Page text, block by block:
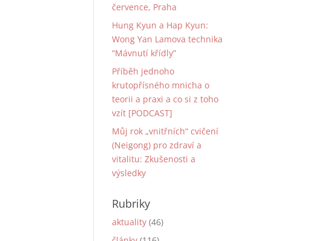
července, Praha
Hung Kyun a Hap Kyun:
Wong Yan Lamova technika
“Mávnutí křídly”
Příběh jednoho
krutopřísného mnicha o
teorii a praxi a co si z toho
vzít [PODCAST]
Můj rok „vnitřních“ cvičení
(Neigong) pro zdraví a
vitalitu: Zkušenosti a
výsledky
Rubriky
aktuality (46)